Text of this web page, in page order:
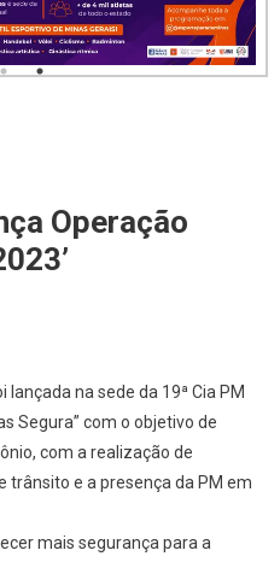
Operação
na sede da 19ª Cia PM
Segura” com o objetivo de
com a realização de
trânsito e a presença da PM em
mais segurança para a